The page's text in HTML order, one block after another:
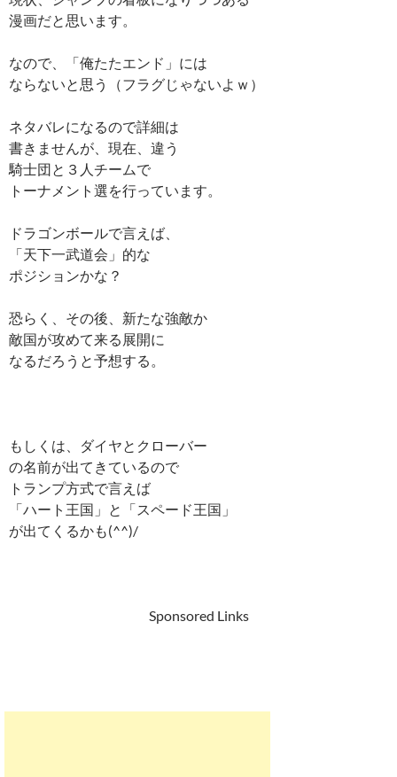
漫画だと思います。
なので、「俺たたエンド」には
ならないと思う（フラグじゃないよｗ）
ネタバレになるので詳細は
書きませんが、現在、違う
騎士団と３人チームで
トーナメント選を行っています。
ドラゴンボールで言えば、
「天下一武道会」的な
ポジションかな？
恐らく、その後、新たな強敵か
敵国が攻めて来る展開に
なるだろうと予想する。
もしくは、ダイヤとクローバー
の名前が出てきているので
トランプ方式で言えば
「ハート王国」と「スペード王国」
が出てくるかも(^^)/
Sponsored Links